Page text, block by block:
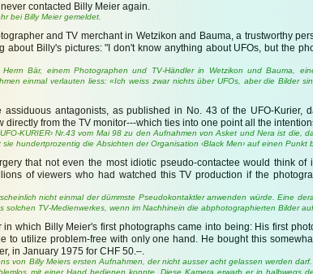
contacted Billy Meier again.
bei Billy Meier gemeldet.
and TV merchant in Wetzikon and Bauma, a trustworthy
Billy's pictures: "I don't know anything about UFOs, but the
Bär, einem Photographen und TV-Händler in Wetzikon und Bauma,
einmal verlauten liess: «Ich weiss zwar nichts über UFOs, aber die Bilder
antagonists, as published in No. 43 of the UFO-Kurier,
from the TV monitor---which ties into one point all the
KURIER› Nr.43 vom Mai 98 zu den Aufnahmen von Asket und Nera ist die,
hundertprozentig die Absichten der Organisation ‹Black Men› auf einen Punkt
that not even the most idiotic pseudo-contactee would think
of viewers who had watched this TV production if the
nicht einmal der dümmste Pseudokontaktler anwenden würde. Eine
TV-Medienwerkes, wenn im Nachhinein die abphotographierten Bilder
which Billy Meier's first photographs came into being: His first
to utilize problem-free with only one hand. He bought this
in January 1975 for CHF 50.–.
von Billy Meiers ersten Aufnahmen, der nicht ausser acht gelassen werden
mit einer Hand bedienen konnte. Diese Kamera erwarb er in halbwegs